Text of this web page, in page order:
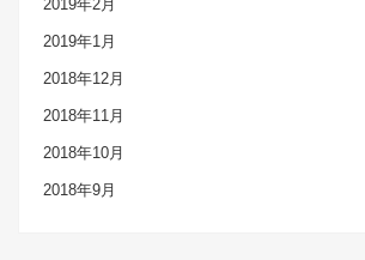
2019年2月
2019年1月
2018年12月
2018年11月
2018年10月
2018年9月